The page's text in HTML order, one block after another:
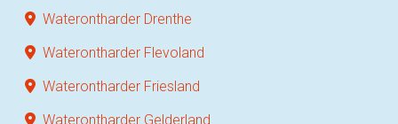
Waterontharder Drenthe
Waterontharder Flevoland
Waterontharder Friesland
Waterontharder Gelderland